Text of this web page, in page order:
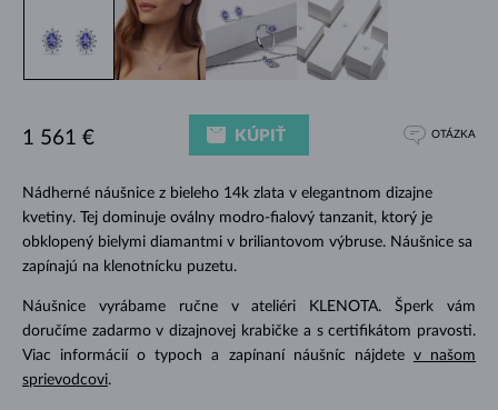
Nádherné náušnice z bieleho 14k zlata v elegantnom dizajne
kvetiny. Tej dominuje oválny modro-fialový tanzanit, ktorý je
obklopený bielymi diamantmi v briliantovom výbruse. Náušnice sa
zapínajú na klenotnícku puzetu.
Náušnice vyrábame ručne v ateliéri KLENOTA. Šperk vám
doručíme zadarmo v dizajnovej krabičke a s certifikátom pravosti.
Viac informácií o typoch a zapínaní náušníc nájdete v našom
sprievodcovi.
1 561 € KÚPIŤ OTÁZKA